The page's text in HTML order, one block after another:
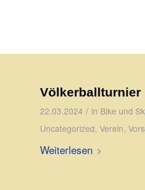
Völkerballturnier
22.03.2024 / in Bike und
Uncategorized, Verein,
Weiterlesen